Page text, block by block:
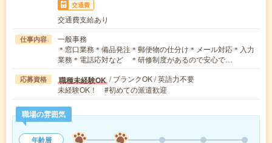
交通費
交通費支給あり
仕事内容
一般事務
＊窓口業務＊備品発注＊郵便物の仕分け＊メール対応＊入力
業務＊電話応対など ＊研修制度があるので安心で…
応募資格 職種未経験OK / ブランクOK / 英語力不要
未経験OK！ #初めての派遣歓迎
職場の雰囲気
年齢層